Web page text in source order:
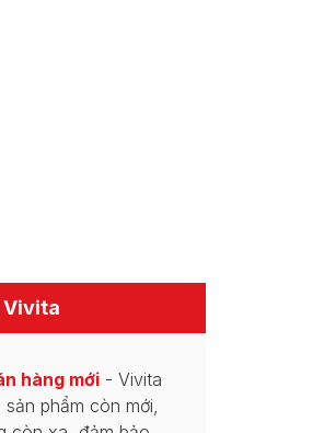
Vivita
hàng mới - Vivita
phẩm còn mới,